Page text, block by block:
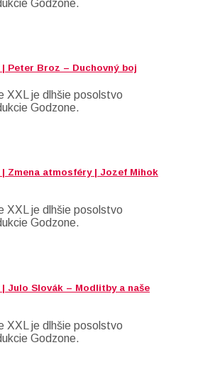
Godzone.
Peter Broz – Duchovný boj
XXL je dlhšie posolstvo
Godzone.
Zmena atmosféry | Jozef Mihok
XXL je dlhšie posolstvo
Godzone.
Julo Slovák – Modlitby a naše
XXL je dlhšie posolstvo
Godzone.